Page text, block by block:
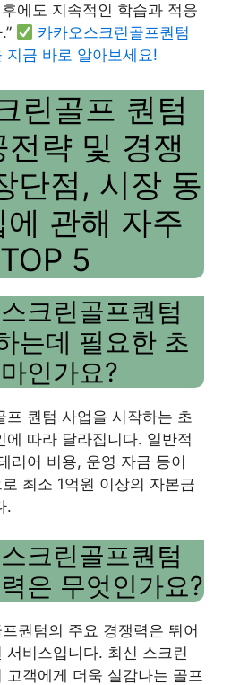
에도 지속적인 학습과 적응
카카오스크린골프퀀텀
지금 바로 알아보세요!
린골프 퀀텀
략 및 경쟁
단점, 시장 동
관해 자주
5
크린골프퀀텀
는데 필요한 초
인가요?
프 퀀텀 사업을 시작하는 초
에 따라 달라집니다. 일반적
리어 비용, 운영 자금 등이
최소 1억원 이상의 자본금
.
크린골프퀀텀
은 무엇인가요?
퀀텀의 주요 경쟁력은 뛰어
서비스입니다. 최신 스크린
고객에게 더욱 실감나는 골프